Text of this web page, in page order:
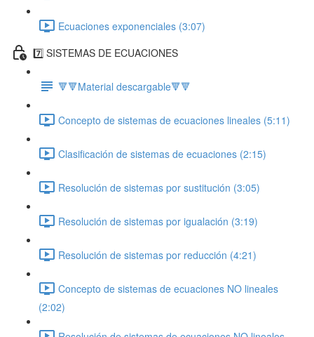
Ecuaciones exponenciales (3:07)
7️⃣ SISTEMAS DE ECUACIONES
🔻🔻Material descargable🔻🔻
Concepto de sistemas de ecuaciones lineales (5:11)
Clasificación de sistemas de ecuaciones (2:15)
Resolución de sistemas por sustitución (3:05)
Resolución de sistemas por igualación (3:19)
Resolución de sistemas por reducción (4:21)
Concepto de sistemas de ecuaciones NO lineales
(2:02)